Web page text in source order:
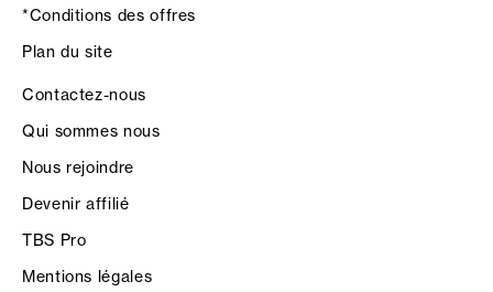
*Conditions des offres
Plan du site
Contactez-nous
Qui sommes nous
Nous rejoindre
Devenir affilié
TBS Pro
Mentions légales